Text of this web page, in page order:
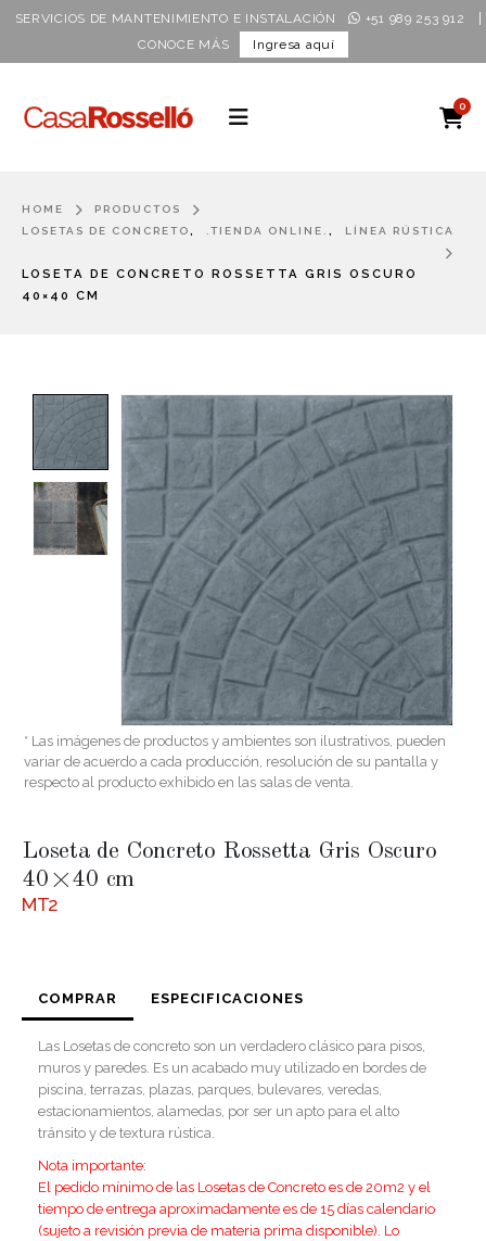
SERVICIOS DE MANTENIMIENTO E INSTALACIÓN +51 989 253 912
CONOCE MÁS Ingresa aquí
0
HOME
PRODUCTOS
LOSETAS DE CONCRETO, .TIENDA ONLINE. , LÍNEA RÚSTICA
LOSETA DE CONCRETO ROSSETTA GRIS OSCURO
40×40 CM
* Las imágenes de productos y ambientes son ilustrativos, pueden
variar de acuerdo a cada producción, resolución de su pantalla y
respecto al producto exhibido en las salas de venta.
Loseta de Concreto Rossetta Gris Oscuro
40×40 cm
MT2
COMPRAR ESPECIFICACIONES
Las Losetas de concreto son un verdadero clásico para pisos,
muros y paredes. Es un acabado muy utilizado en bordes de
piscina, terrazas, plazas, parques, bulevares, veredas,
estacionamientos, alamedas, por ser un apto para el alto
tránsito y de textura rústica.
Nota importante:
El pedido mínimo de las Losetas de Concreto es de 20m2 y el
tiempo de entrega aproximadamente es de 15 días calendario
(sujeto a revisión previa de materia prima disponible). Lo